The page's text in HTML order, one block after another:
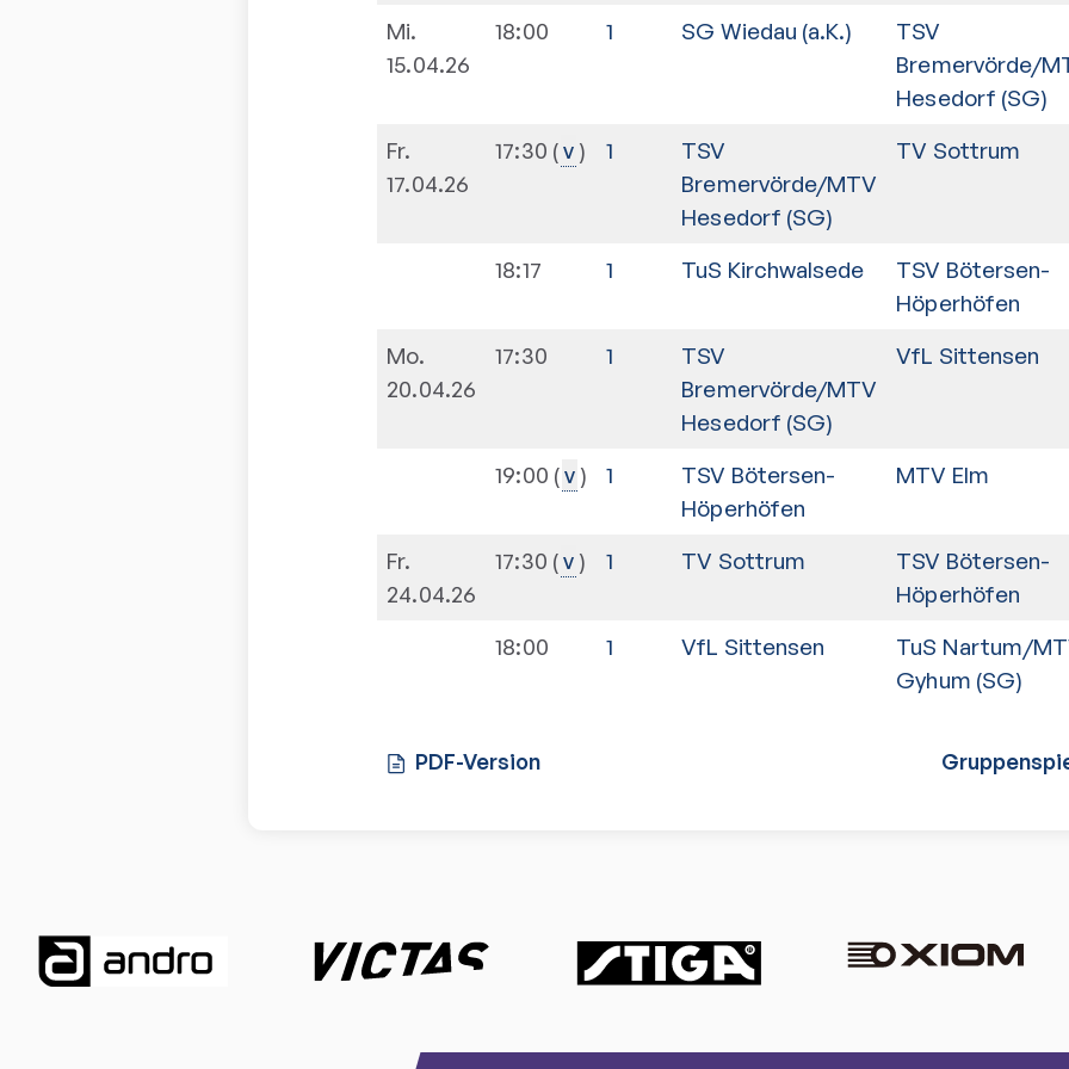
Mi.
15.04.26
18:00 1 SG Wiedau (a.K.)
TSV
Bremervörde/
Hesedorf (SG)
Fr.
17.04.26
17:30 v 1
TSV
Bremervörde/MTV
Hesedorf (SG)
TV Sottrum
18:17 1 TuS Kirchwalsede
TSV Bötersen-
Höperhöfen
Mo.
20.04.26
17:30 1
TSV
Bremervörde/MTV
Hesedorf (SG)
VfL Sittensen
19:00 v 1
TSV Bötersen-
Höperhöfen
MTV Elm
Fr.
24.04.26
17:30 v 1 TV Sottrum
TSV Bötersen-
Höperhöfen
18:00 1 VfL Sittensen
TuS Nartum/
Gyhum (SG)
PDF-Version